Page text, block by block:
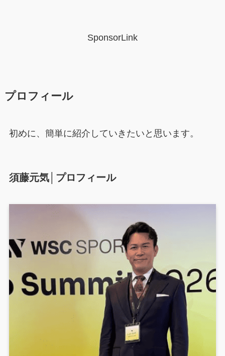
SponsorLink
プロフィール
初めに、簡単に紹介していきたいと思います。
須藤元気│プロフィール